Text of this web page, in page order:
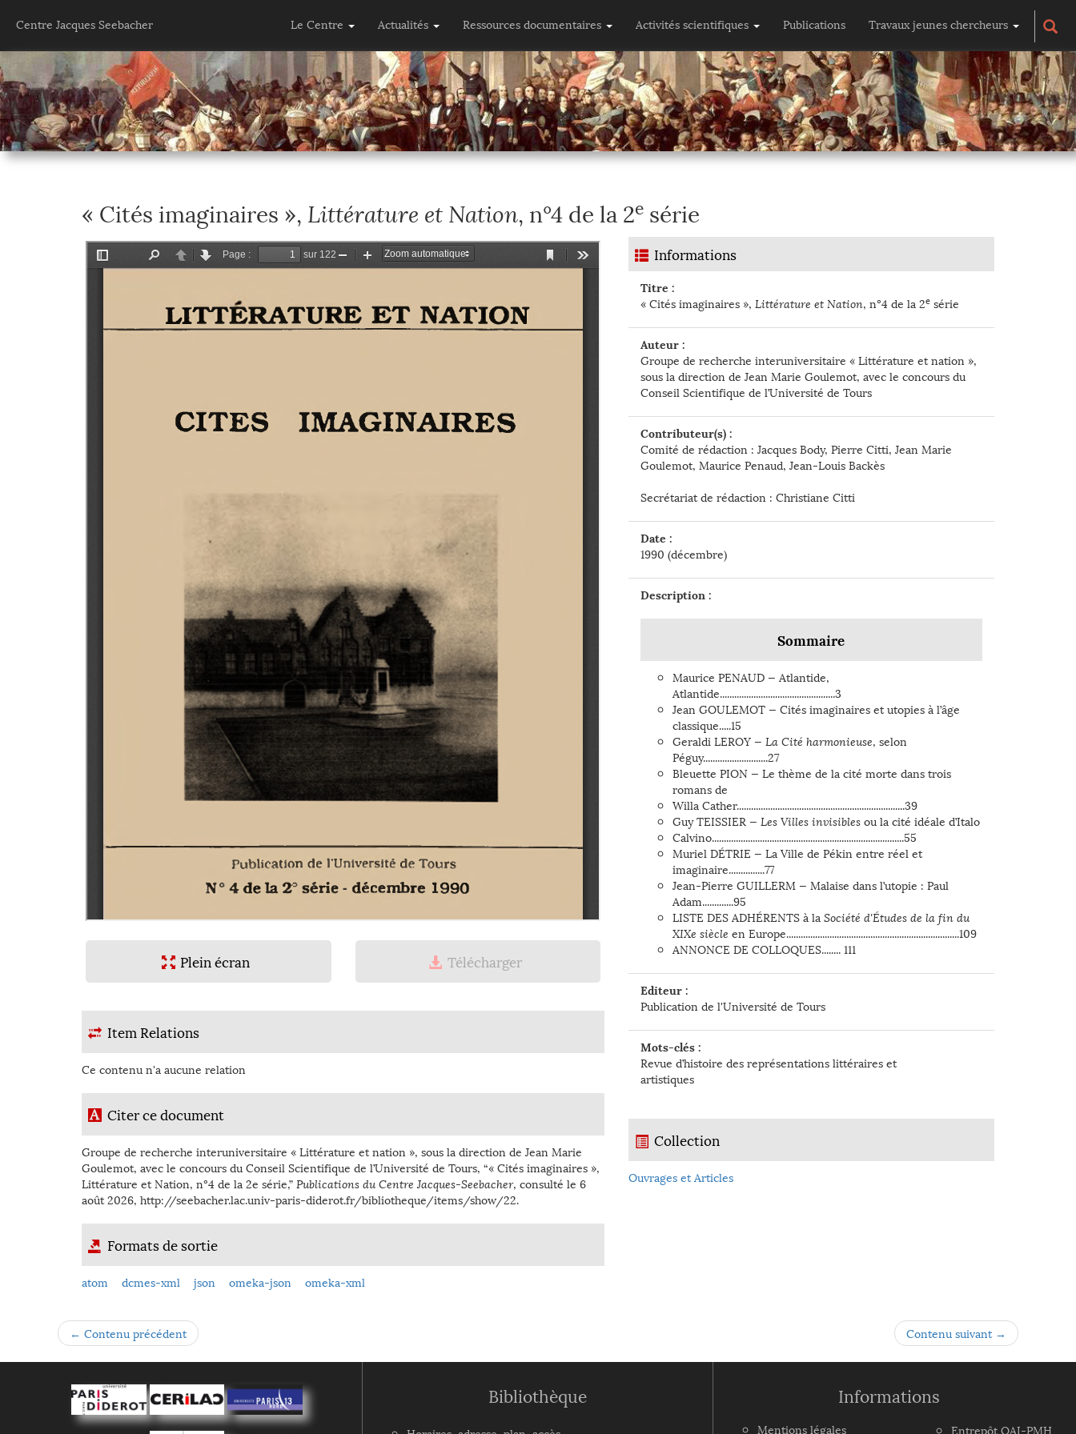
Centre Jacques Seebacher Le Centre Actualités Ressources documentaires Activités scientifiques Publications Travaux jeunes chercheurs
« Cités imaginaires », Littérature et Nation, n°4 de la 2e série
Plein écran Télécharger
Item Relations
Ce contenu n'a aucune relation
Citer ce document
Groupe de recherche interuniversitaire « Littérature et nation », sous la direction de Jean Marie
Goulemot, avec le concours du Conseil Scientifique de l’Université de Tours, “« Cités imaginaires »,
Littérature et Nation, n°4 de la 2e série,” Publications du Centre Jacques-Seebacher, consulté le 6
août 2026, http://seebacher.lac.univ-paris-diderot.fr/bibliotheque/items/show/22.
Formats de sortie
atom dcmes-xml json omeka-json omeka-xml
Informations
Titre :
« Cités imaginaires », Littérature et Nation, n°4 de la 2esérie
Auteur :
Groupe de recherche interuniversitaire « Littérature et nation »,
sous la direction de Jean Marie Goulemot, avec le concours du
Conseil Scientifique de l’Université de Tours
Contributeur(s) :
Comité de rédaction : Jacques Body, Pierre Citti, Jean Marie
Goulemot, Maurice Penaud, Jean-Louis Backès
Secrétariat de rédaction : Christiane Citti
Date :
1990 (décembre)
Description :
Sommaire
Maurice PENAUD — Atlantide,
Atlantide................................................3
Jean GOULEMOT — Cités imaginaires et utopies à l’âge
classique.....15
Geraldi LEROY — La Cité harmonieuse, selon
Péguy...........................27
Bleuette PION — Le thème de la cité morte dans trois
romans de
Willa Cather......................................................................39
Guy TEISSIER — Les Villes invisiblesou la cité idéale d’Italo
Calvino................................................................................55
Muriel DÉTRIE — La Ville de Pékin entre réel et
imaginaire...............77
Jean-Pierre GUILLERM — Malaise dans l’utopie : Paul
Adam.............95
LISTE DES ADHÉRENTS à la Société d'Études de la fin du
XIXe siècle en Europe........................................................................109
ANNONCE DE COLLOQUES........ 111
Editeur :
Publication de l'Université de Tours
Mots-clés :
Revue d’histoire des représentations littéraires et
artistiques
Collection
Ouvrages et Articles
← Contenu précédent Contenu suivant →
Bibliothèque Informations
Mentions légales Entrepôt OAI-PMH